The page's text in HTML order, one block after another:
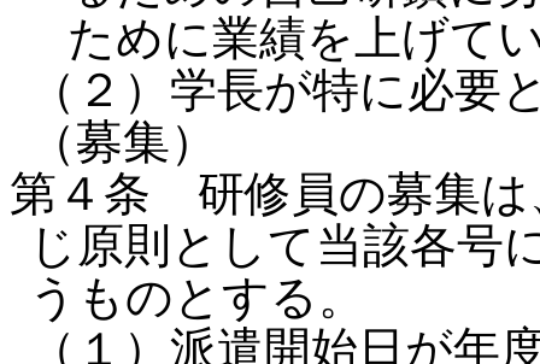
ために業績を上げて
（２）学長が特に必要
（募集）
第４条 研修員の募集は
じ原則として当該各号
うものとする。
（１）派遣開始日が年